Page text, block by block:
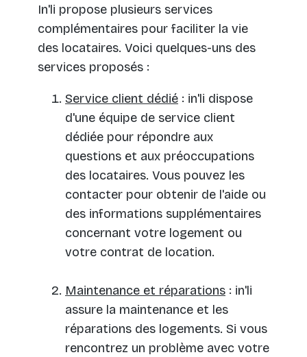
In'li propose plusieurs services
complémentaires pour faciliter la vie
des locataires. Voici quelques-uns des
services proposés :
Service client dédié : in'li dispose
d'une équipe de service client
dédiée pour répondre aux
questions et aux préoccupations
des locataires. Vous pouvez les
contacter pour obtenir de l'aide ou
des informations supplémentaires
concernant votre logement ou
votre contrat de location.
Maintenance et réparations : in'li
assure la maintenance et les
réparations des logements. Si vous
rencontrez un problème avec votre